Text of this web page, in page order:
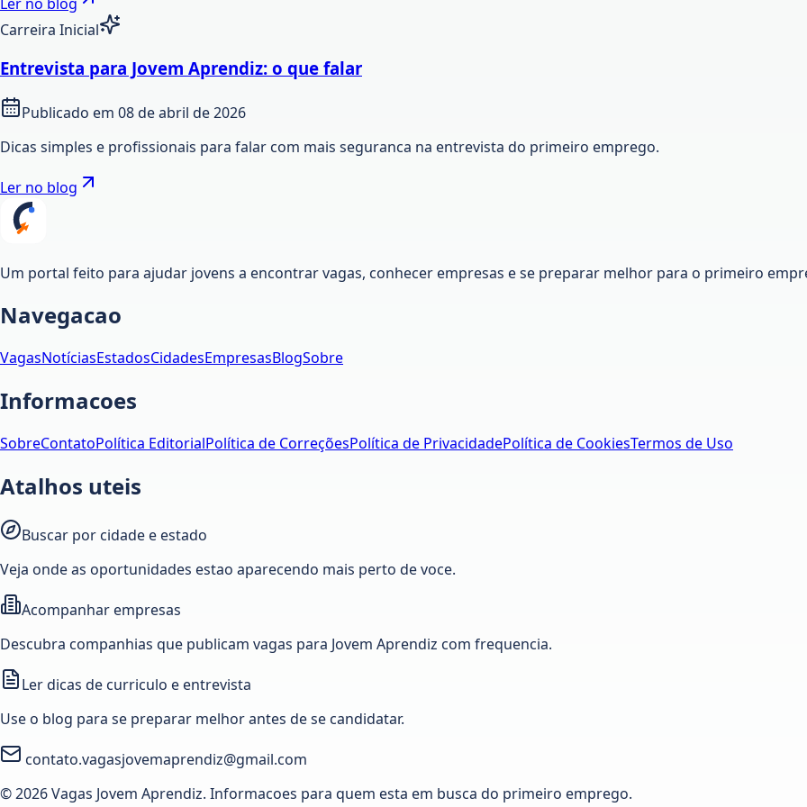
Carreira Inicial
Entrevista para Jovem Aprendiz: o que falar
Publicado em 08 de abril de 2026
Dicas simples e profissionais para falar com mais seguranca na entrevista do primeiro emprego.
Ler no blog
Um portal feito para ajudar jovens a encontrar vagas, conhecer empresas e se preparar melhor para o primeiro
Navegacao
VagasNotíciasEstadosCidadesEmpresasBlogSobre
Informacoes
SobreContatoPolítica EditorialPolítica de CorreçõesPolítica de PrivacidadePolítica de CookiesTermos de Uso
Atalhos uteis
Buscar por cidade e estado
Veja onde as oportunidades estao aparecendo mais perto de voce.
Acompanhar empresas
Descubra companhias que publicam vagas para Jovem Aprendiz com frequencia.
Ler dicas de curriculo e entrevista
Use o blog para se preparar melhor antes de se candidatar.
contato.vagasjovemaprendiz@gmail.com
© 2026 Vagas Jovem Aprendiz. Informacoes para quem esta em busca do primeiro emprego.